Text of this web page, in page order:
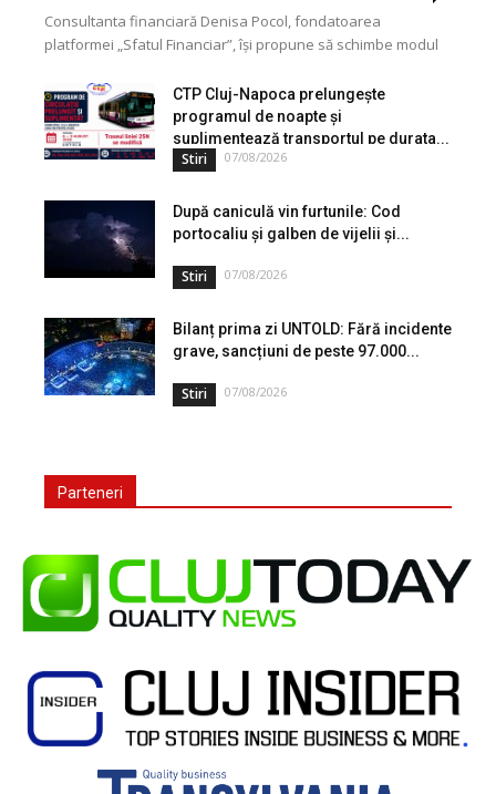
Consultanta financiară Denisa Pocol, fondatoarea
platformei „Sfatul Financiar”, își propune să schimbe modul
de peste...
CTP Cluj-Napoca prelungește
programul de noapte și
suplimentează transportul pe durata...
Stiri 07/08/2026
După caniculă vin furtunile: Cod
portocaliu și galben de vijelii și...
Stiri 07/08/2026
Bilanț prima zi UNTOLD: Fără incidente
grave, sancțiuni de peste 97.000...
Stiri 07/08/2026
Parteneri